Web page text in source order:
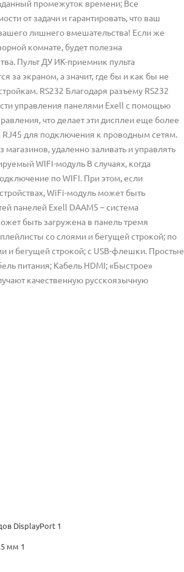
промежуток времени; Все
от задачи и гарантировать, что ваш
лишнего вмешательства! Если же
комнате, будет полезна
Пульт ДУ ИК-приемник пульта
за экраном, а значит, где бы и как бы не
RS232 Благодаря разъему RS232
управления панелями Exell с помощью
что делает эти дисплеи еще более
для подключения к проводным сетям.
удаленно заливать и управлять
WIFI-модуль В случаях, когда
по WIFI. При этом, если
WiFi-модуль может быть
панелей Exell DAAM5 – система
быть загружена в панель тремя
со слоями и бегущей строкой; по
и бегущей строкой; с USB-флешки. Простые
питания; Кабель HDMI; «Быстрое»
качественную русскоязычную
DisplayPort 1
мм 1